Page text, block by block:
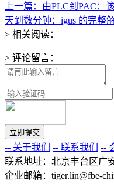
上一篇：由PLC到PAC：
天到数分钟：igus 的完整
> 相关阅读：
> 评论留言：
-- 关于我们 -- 联系我们 --
联系地址：北京丰台区广
企业邮箱：tiger.lin@fbe-